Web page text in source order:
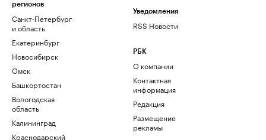
регионов
Санкт-Петербург
и область
Екатеринбург
Новосибирск
Омск
Башкортостан
Вологодская
область
Калининград
Краснодарский
Уведомления
RSS Новости
РБК
О компании
Контактная
информация
Редакция
Размещение
рекламы